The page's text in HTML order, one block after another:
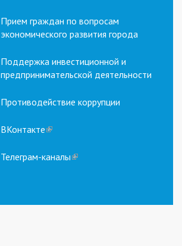
Прием граждан по вопросам
экономического развития города
Поддержка инвестиционной и
предпринимательской деятельности
Противодействие коррупции
ВКонтакте(link
external)
Телеграм-каналы(link